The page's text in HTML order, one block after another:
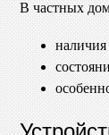
В частных